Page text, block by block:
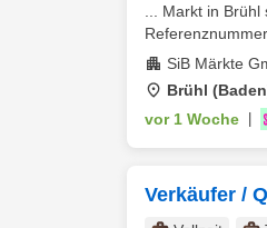
... Markt in
SiB Märkte
Brühl
vor 1 Woche
Verkäufer /